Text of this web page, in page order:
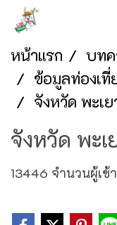
หน้าแรก
บท
ข้อมูลท่องเที่
จังหวัด พะเ
จังหวัด พะเ
13446 จำนวนผู้เข้